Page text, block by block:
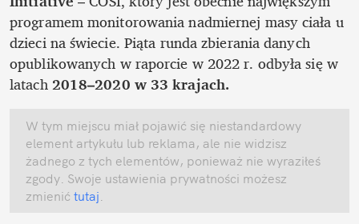
programem monitorowania nadmiernej masy ciała u
dzieci na świecie. Piąta runda zbierania danych
opublikowanych w raporcie w 2022 r. odbyła się w
latach 2018–2020 w 33 krajach.
W tym miejscu miał pojawić się niestandardowy
element artykułu lub reklama, ale nie widzisz
żadnego z tych elementów, ponieważ nie wyraziłeś
zgody. Swoje ustawienia prywatności możesz
zmienić tutaj